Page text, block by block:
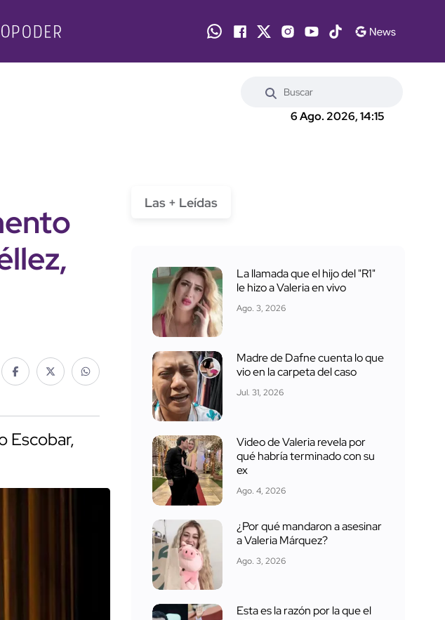
6 Ago. 2026, 14:15
Escobar,
Las + Leídas
La llamada que el hijo del "R1"
le hizo a Valeria en vivo
Ago. 3, 2026
Madre de Dafne cuenta lo que
vio en la carpeta del caso
Jul. 31, 2026
Video de Valeria revela por
qué habría terminado con su
ex
Ago. 4, 2026
¿Por qué mandaron a asesinar
a Valeria Márquez?
Ago. 3, 2026
Esta es la razón por la que el